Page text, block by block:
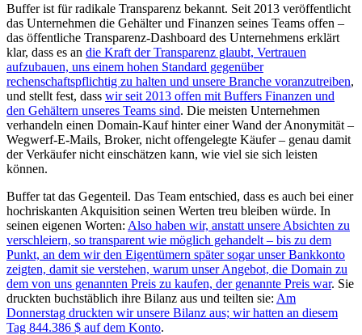
Buffer ist für radikale Transparenz bekannt. Seit 2013 veröffentlicht
das Unternehmen die Gehälter und Finanzen seines Teams offen –
das öffentliche Transparenz-Dashboard des Unternehmens erklärt
klar, dass es an die Kraft der Transparenz glaubt, Vertrauen
aufzubauen, uns einem hohen Standard gegenüber
rechenschaftspflichtig zu halten und unsere Branche voranzutreiben,
und stellt fest, dass wir seit 2013 offen mit Buffers Finanzen und
den Gehältern unseres Teams sind. Die meisten Unternehmen
verhandeln einen Domain-Kauf hinter einer Wand der Anonymität –
Wegwerf-E-Mails, Broker, nicht offengelegte Käufer – genau damit
der Verkäufer nicht einschätzen kann, wie viel sie sich leisten
können.
Buffer tat das Gegenteil. Das Team entschied, dass es auch bei einer
hochriskanten Akquisition seinen Werten treu bleiben würde. In
seinen eigenen Worten: Also haben wir, anstatt unsere Absichten zu
verschleiern, so transparent wie möglich gehandelt – bis zu dem
Punkt, an dem wir den Eigentümern später sogar unser Bankkonto
zeigten, damit sie verstehen, warum unser Angebot, die Domain zu
dem von uns genannten Preis zu kaufen, der genannte Preis war. Sie
druckten buchstäblich ihre Bilanz aus und teilten sie: Am
Donnerstag druckten wir unsere Bilanz aus; wir hatten an diesem
Tag 844.386 $ auf dem Konto.